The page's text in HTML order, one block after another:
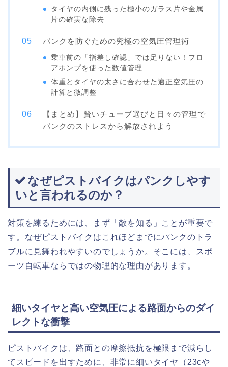
タイヤの内側に残った極小のガラス片や金属
片の確実な除去
パンクを防ぐための究極の空気圧管理術
乗車前の「指差し確認」では足りない！フロ
アポンプを使った数値管理
体重とタイヤの太さに合わせた適正空気圧の
計算と微調整
【まとめ】賢いチューブ選びと日々の管理で
パンクのストレスから解放されよう
なぜピストバイクはパンクしやす
いと言われるのか？
対策を練るためには、まず「敵を知る」ことが重要で
す。なぜピストバイクはこれほどまでにパンクのトラ
ブルに見舞われやすいのでしょうか。そこには、スポ
ーツ自転車ならではの物理的な理由があります。
細いタイヤと高い空気圧による路面からのダイ
レクトな衝撃
ピストバイクは、路面との摩擦抵抗を極限まで減らし
てスピードを出すために、非常に細いタイヤ（23cや